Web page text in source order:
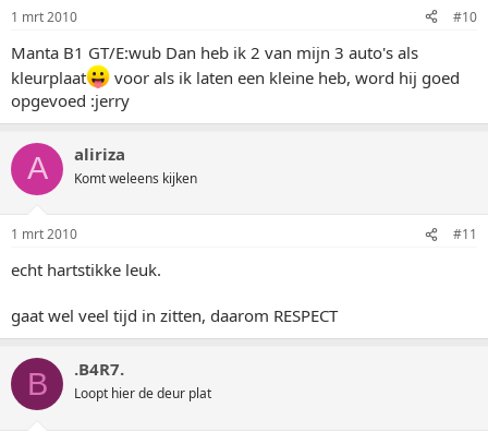
1 mrt 2010 #10
Manta B1 GT/E:wub Dan heb ik 2 van mijn 3 auto's als
kleurplaat
voor als ik laten een kleine heb, word hij goed
opgevoed :jerry
A aliriza
Komt weleens kijken
1 mrt 2010 #11
echt hartstikke leuk.
gaat wel veel tijd in zitten, daarom RESPECT
B .B4R7.
Loopt hier de deur plat